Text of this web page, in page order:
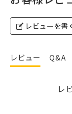
レビューを書
レビュー Q&A
レ